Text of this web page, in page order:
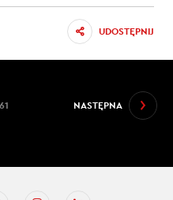
UDOSTĘPNIJ
NASTĘPNA